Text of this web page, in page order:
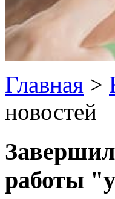
Главная >
новостей
работы